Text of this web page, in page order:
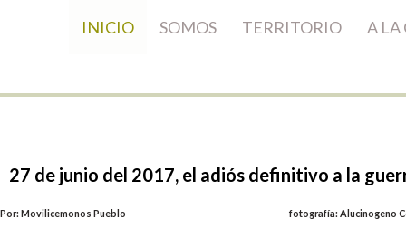
INICIO SOMOS TERRITORIO A LA
27 de junio del 2017, el adiós definitivo a la
Por: Movilicemonos Pueblo fotografía: Alucinogeno